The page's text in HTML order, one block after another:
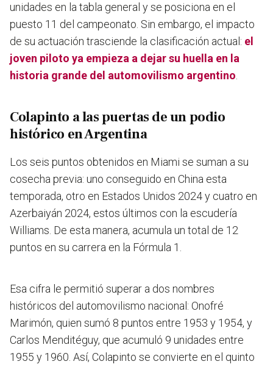
unidades en la tabla general y se posiciona en el
puesto 11 del campeonato. Sin embargo, el impacto
de su actuación trasciende la clasificación actual: el
joven piloto ya empieza a dejar su huella en la
historia grande del automovilismo argentino
Colapinto a las puertas de un podio
histórico en Argentina
Los seis puntos obtenidos en Miami se suman a su
cosecha previa: uno conseguido en China esta
temporada, otro en Estados Unidos 2024 y cuatro en
Azerbaiyán 2024, estos últimos con la escudería
Williams. De esta manera, acumula un total de 12
puntos en su carrera en la Fórmula 1.
Esa cifra le permitió superar a dos nombres
históricos del automovilismo nacional: Onofré
Marimón, quien sumó 8 puntos entre 1953 y 1954, y
Carlos Menditéguy, que acumuló 9 unidades entre
1955 y 1960. Así, Colapinto se convierte en el quinto